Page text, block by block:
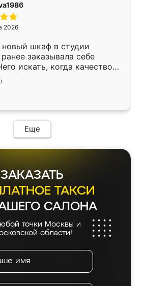
2026
новый шкаф в студии
заказывала себе
искать, когда качеством
Служит кухня уже почти
нет.
Еще
ЗАКАЗАТЬ
ТАКСИ
САЛОНА
точки Москвы и
области!